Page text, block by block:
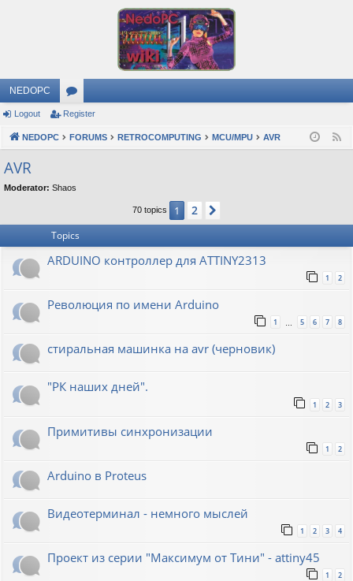
NEDOPC
or
u
s
Logout Register
NEDOPC FORUMS RETROCOMPUTING MCU/MPU AVR
AVR
Moderator: Shaos
70 topics 1 2
Topics
ARDUINO контроллер для ATTINY2313
1 2
Революция по имени Arduino
1 … 5 6 7 8
стиральная машинка на avr (черновик)
"РК наших дней".
1 2 3
Примитивы синхронизации
1 2
Arduino в Proteus
Видеотерминал - немного мыслей
1 2 3 4
Проект из серии "Максимум от Тини" - attiny45
1 2